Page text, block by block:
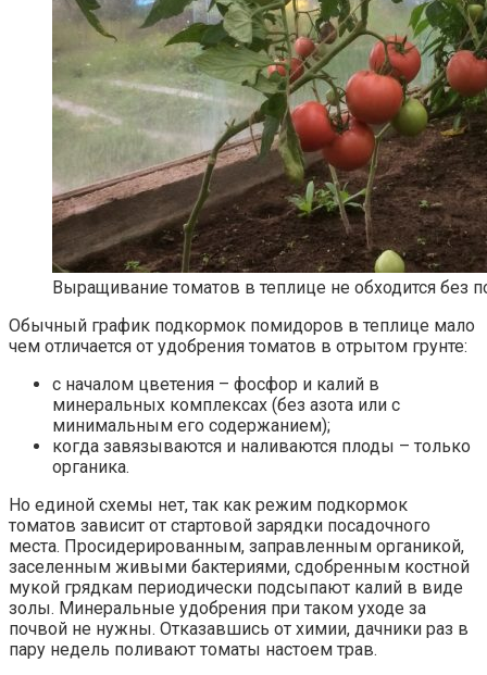
Выращивание томатов в теплице не обходится без
Обычный график подкормок помидоров в теплице мало
чем отличается от удобрения томатов в отрытом грунте:
с началом цветения – фосфор и калий в
минеральных комплексах (без азота или с
минимальным его содержанием);
когда завязываются и наливаются плоды – только
органика.
Но единой схемы нет, так как режим подкормок
томатов зависит от стартовой зарядки посадочного
места. Просидерированным, заправленным органикой,
заселенным живыми бактериями, сдобренным костной
мукой грядкам периодически подсыпают калий в виде
золы. Минеральные удобрения при таком уходе за
почвой не нужны. Отказавшись от химии, дачники раз в
пару недель поливают томаты настоем трав.